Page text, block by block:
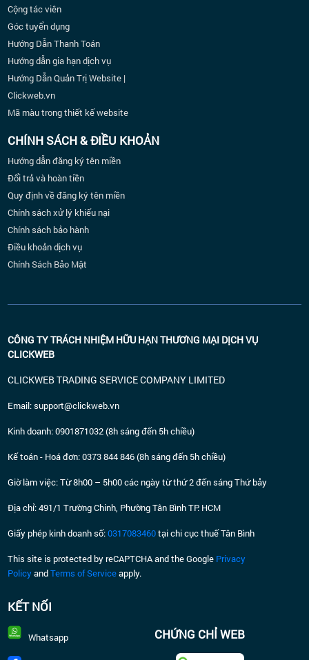
Cộng tác viên
Góc tuyển dụng
Hướng Dẫn Thanh Toán
Hướng dẫn gia hạn dịch vụ
Hướng Dẫn Quản Trị Website |
Clickweb.vn
Mã màu trong thiết kế website
CHÍNH SÁCH & ĐIỀU KHOẢN
Hướng dẫn đăng ký tên miền
Đổi trả và hoàn tiền
Quy định về đăng ký tên miền
Chính sách xử lý khiếu nại
Chính sách bảo hành
Điều khoản dịch vụ
Chính Sách Bảo Mật
CÔNG TY TRÁCH NHIỆM HỮU HẠN THƯƠNG MẠI DỊCH VỤ
CLICKWEB
CLICKWEB TRADING SERVICE COMPANY LIMITED
Email: support@clickweb.vn
Kinh doanh: 0901871032 (8h sáng đến 5h chiều)
Kế toán - Hoá đơn: 0373 844 846 (8h sáng đến 5h chiều)
Giờ làm việc: Từ 8h00 – 5h00 các ngày từ thứ 2 đến sáng Thứ bảy
Địa chỉ: 491/1 Trường Chinh, Phường Tân Bình TP. HCM
Giấy phép kinh doanh số:0317083460tại chi cục thuế Tân Bình
This site is protected by reCAPTCHA and the Google Privacy
PolicyandTerms of Serviceapply.
KẾT NỐI
Whatsapp CHỨNG CHỈ WEB